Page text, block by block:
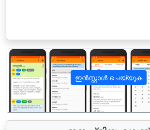
ഇൻസ്റ്റാൾ ചെയ്യുക
पिछला